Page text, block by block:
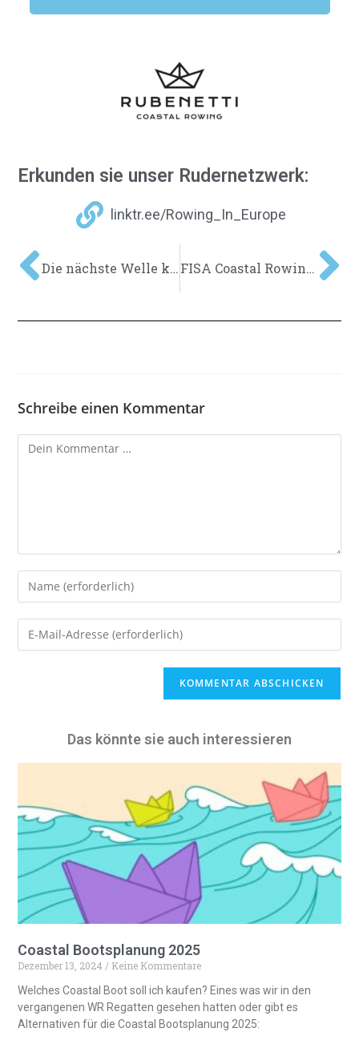
Erkunden sie unser Rudernetzwerk:
linktr.ee/Rowing_In_Europe
Die nächste Welle kommt bestimmt. FISA Coastal Rowing Video
Schreibe einen Kommentar
t
i
e
:
Das könnte sie auch interessieren
Coastal Bootsplanung 2025
Dezember 13, 2024
Keine Kommentare
Welches Coastal Boot soll ich kaufen? Eines was wir in den
vergangenen WR Regatten gesehen hatten oder gibt es
Alternativen für die Coastal Bootsplanung 2025: